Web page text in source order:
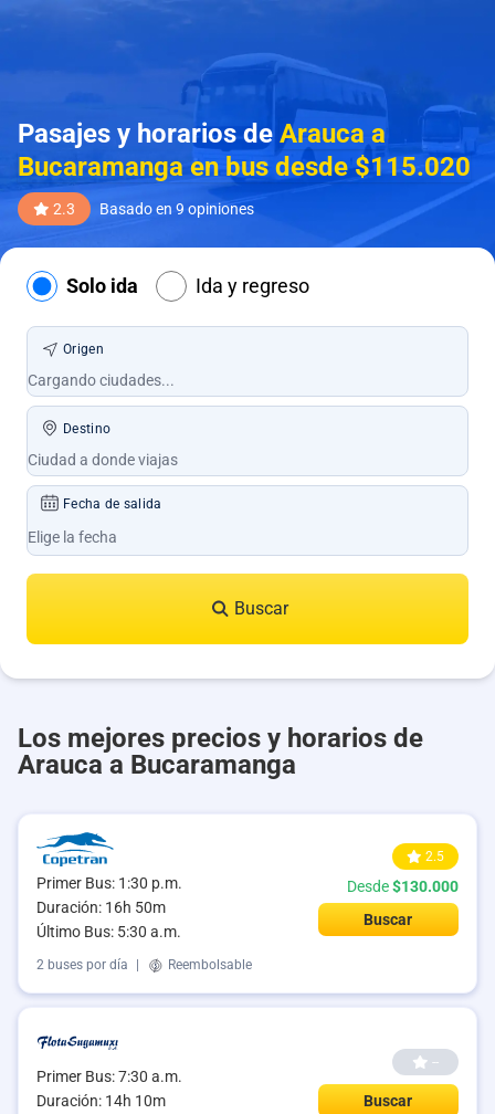
Pasajes y horarios de Arauca a
Bucaramanga en bus desde $115.020
2.3 Basado en 9 opiniones
Solo ida Ida y regreso
Origen
Destino
Fecha de salida
Buscar
Los mejores precios y horarios de
Arauca a Bucaramanga
Primer Bus: 1:30 p.m.
Duración: 16h 50m
Último Bus: 5:30 a.m.
2.5
Desde$130.000
Buscar
2 buses por día Reembolsable
Primer Bus: 7:30 a.m.
Duración: 14h 10m
--
Buscar